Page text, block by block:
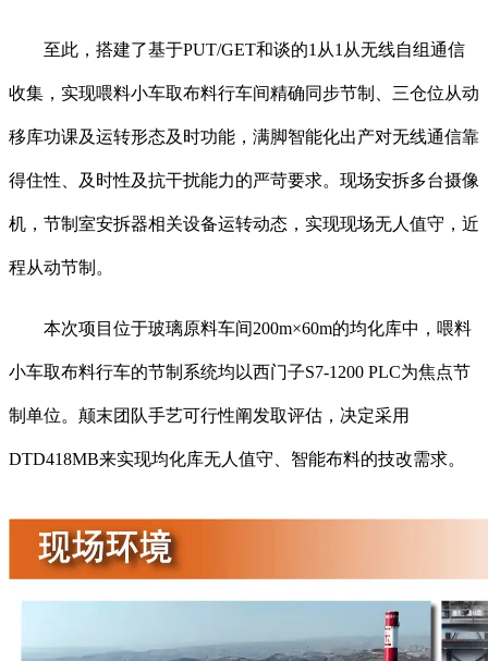
至此，搭建了基于PUT/GET和谈的1从1从无线自组通信
收集，实现喂料小车取布料行车间精确同步节制、三仓位从动
移库功课及运转形态及时功能，满脚智能化出产对无线通信靠
得住性、及时性及抗干扰能力的严苛要求。现场安拆多台摄像
机，节制室安拆器相关设备运转动态，实现现场无人值守，近
程从动节制。
本次项目位于玻璃原料车间200m×60m的均化库中，喂料
小车取布料行车的节制系统均以西门子S7-1200 PLC为焦点节
制单位。颠末团队手艺可行性阐发取评估，决定采用
DTD418MB来实现均化库无人值守、智能布料的技改需求。